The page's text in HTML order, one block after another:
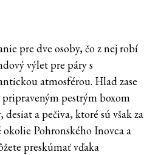
pre dve osoby, čo z nej robí
výlet pre páry s
atmosférou. Hlad zase
pripraveným pestrým boxom
a pečiva, ktoré sú však za
Pohronského Inovca a
preskúmať vďaka